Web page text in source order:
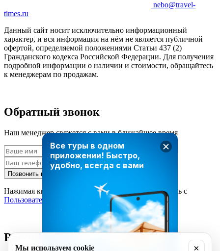
Все туры в одном
приложении! Быстро,
удобно, всегда с вами
nebo@travel-
times.ru
Данный сайт носит исключительно информационный
характер, и вся информация на нём не является публичной
офертой, определяемой положениями Статьи 437 (2)
Гражданского кодекса Российской Федерации. Для получения
подробной информации о наличии и стоимости, обращайтесь
к менеджерам по продажам.
Обратный звонок
Наш менеджер свяжется с вами в ближайшее время
Позвонить мне
Нажимая кнопку «Позвонить мне», вы соглашаетесь с
Пользовательским соглашением
Рассчитать стоимость тура
Мы используем cookie ×